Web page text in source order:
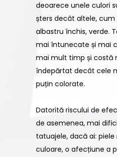
deoarece unele culori
șters decât altele, cum
albastru închis, verde.
mai întunecate și mai
mai mult timp și costă
îndepărtat decât cele
puțin colorate.
Datorită riscului de
de asemenea, mai
tatuajele, dacă ai:
culoare, o afecțiune a